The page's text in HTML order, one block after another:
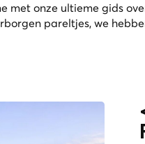
met onze ultieme gids
pareltjes, we